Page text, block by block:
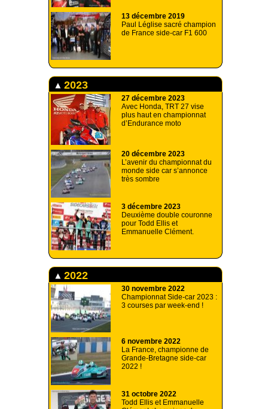
13 décembre 2019
Paul Léglise sacré champion
de France side-car F1 600
2023
27 décembre 2023
Avec Honda, TRT 27 vise
plus haut en championnat
d’Endurance moto
20 décembre 2023
L’avenir du championnat du
monde side car s’annonce
très sombre
3 décembre 2023
Deuxième double couronne
pour Todd Ellis et
Emmanuelle Clément.
2022
30 novembre 2022
Championnat Side-car 2023 :
3 courses par week-end !
6 novembre 2022
La France, championne de
Grande-Bretagne side-car
2022 !
31 octobre 2022
Todd Ellis et Emmanuelle